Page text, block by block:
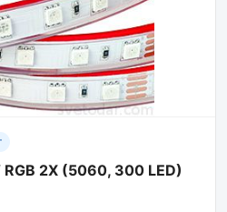
2X (5060, 300 LED)